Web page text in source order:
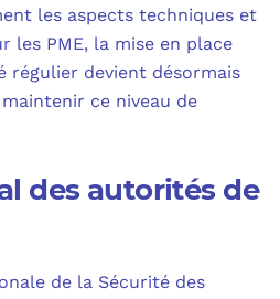
les aspects techniques et
les PME, la mise en place
régulier devient désormais
ce niveau de
des autorités de
de la Sécurité des